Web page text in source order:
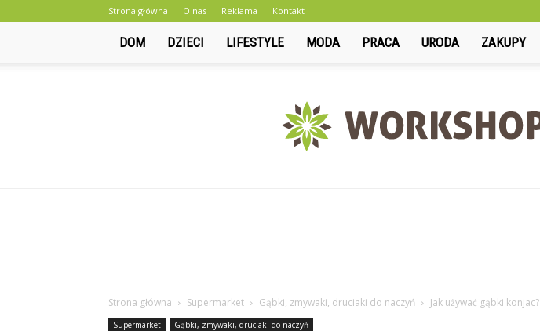
Strona główna O nas Reklama Kontakt
DOM DZIECI LIFESTYLE MODA PRACA URODA ZAKUPY
Strona główna Supermarket Gąbki, zmywaki, druciaki do naczyń Jak używać gąbki konjac?
Supermarket Gąbki, zmywaki, druciaki do naczyń